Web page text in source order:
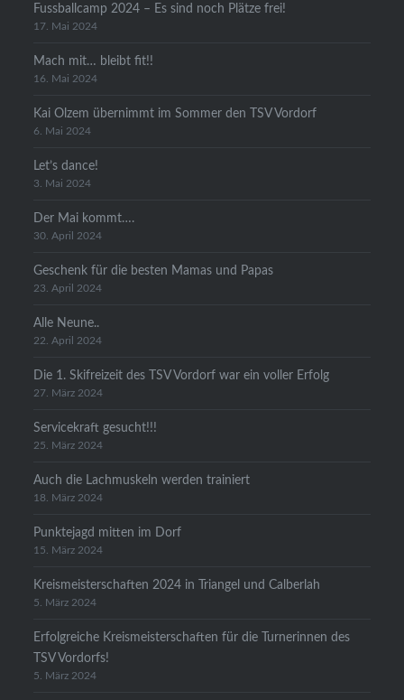
Fussballcamp 2024 – Es sind noch Plätze frei!
17. Mai 2024
Mach mit… bleibt fit!!
16. Mai 2024
Kai Olzem übernimmt im Sommer den TSV Vordorf
6. Mai 2024
Let’s dance!
3. Mai 2024
Der Mai kommt….
30. April 2024
Geschenk für die besten Mamas und Papas
23. April 2024
Alle Neune..
22. April 2024
Die 1. Skifreizeit des TSV Vordorf war ein voller Erfolg
27. März 2024
Servicekraft gesucht!!!
25. März 2024
Auch die Lachmuskeln werden trainiert
18. März 2024
Punktejagd mitten im Dorf
15. März 2024
Kreismeisterschaften 2024 in Triangel und Calberlah
5. März 2024
Erfolgreiche Kreismeisterschaften für die Turnerinnen des
TSV Vordorfs!
5. März 2024